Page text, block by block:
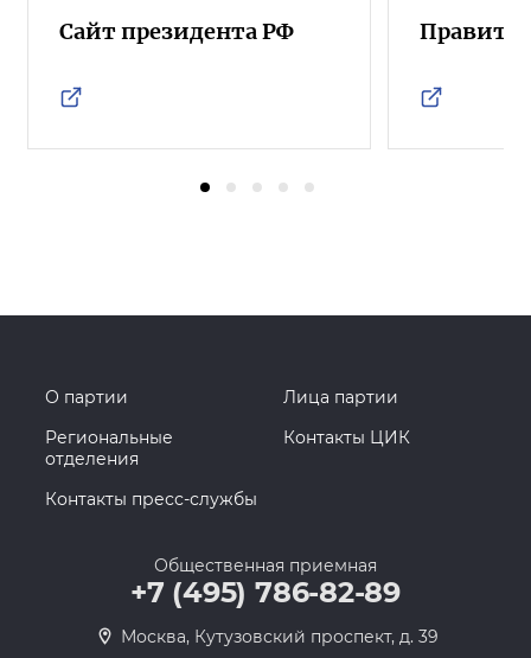
Сайт президента РФ
О партии
Лица партии
Региональные
отделения
Контакты ЦИК
Контакты пресс-службы
Общественная приемная
+7 (495) 786-82-89
Москва, Кутузовский проспект, д. 39